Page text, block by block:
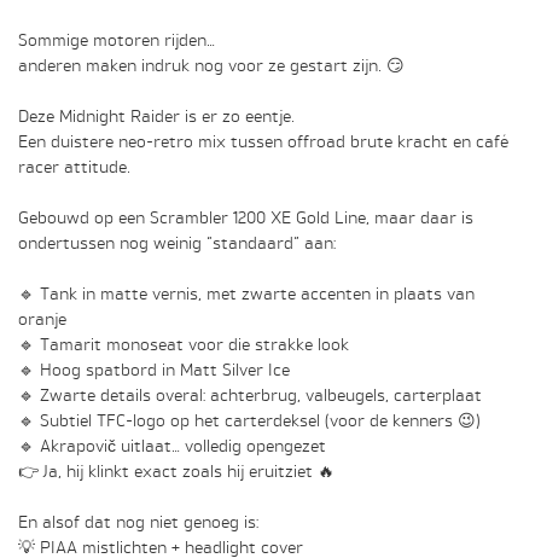
Sommige motoren rijden…
anderen maken indruk nog voor ze gestart zijn. 😏
Deze Midnight Raider is er zo eentje.
Een duistere neo-retro mix tussen offroad brute kracht en café
racer attitude.
Gebouwd op een Scrambler 1200 XE Gold Line, maar daar is
ondertussen nog weinig “standaard” aan:
🔹 Tank in matte vernis, met zwarte accenten in plaats van
oranje
🔹 Tamarit monoseat voor die strakke look
🔹 Hoog spatbord in Matt Silver Ice
🔹 Zwarte details overal: achterbrug, valbeugels, carterplaat
🔹 Subtiel TFC-logo op het carterdeksel (voor de kenners 😉)
🔹 Akrapovič uitlaat… volledig opengezet
👉 Ja, hij klinkt exact zoals hij eruitziet 🔥
En alsof dat nog niet genoeg is:
💡 PIAA mistlichten + headlight cover